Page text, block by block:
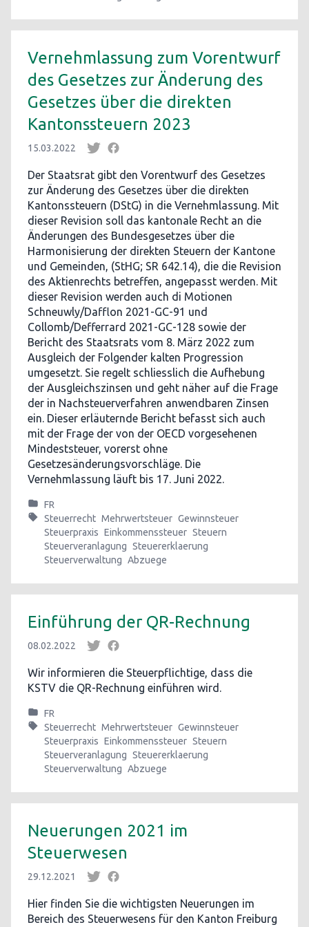
Vernehmlassung zum Vorentwurf
des Gesetzes zur Änderung des
Gesetzes über die direkten
Kantonssteuern 2023
15.03.2022
Der Staatsrat gibt den Vorentwurf des Gesetzes
zur Änderung des Gesetzes über die direkten
Kantonssteuern (DStG) in die Vernehmlassung. Mit
dieser Revision soll das kantonale Recht an die
Änderungen des Bundesgesetzes über die
Harmonisierung der direkten Steuern der Kantone
und Gemeinden, (StHG; SR 642.14), die die Revision
des Aktienrechts betreffen, angepasst werden. Mit
dieser Revision werden auch di Motionen
Schneuwly/Dafflon 2021-GC-91 und
Collomb/Defferrard 2021-GC-128 sowie der
Bericht des Staatsrats vom 8. März 2022 zum
Ausgleich der Folgender kalten Progression
umgesetzt. Sie regelt schliesslich die Aufhebung
der Ausgleichszinsen und geht näher auf die Frage
der in Nachsteuerverfahren anwendbaren Zinsen
ein. Dieser erläuternde Bericht befasst sich auch
mit der Frage der von der OECD vorgesehenen
Mindeststeuer, vorerst ohne
Gesetzesänderungsvorschläge. Die
Vernehmlassung läuft bis 17. Juni 2022.
FR
Steuerrecht Mehrwertsteuer Gewinnsteuer
Steuerpraxis Einkommenssteuer Steuern
Steuerveranlagung Steuererklaerung
Steuerverwaltung Abzuege
Einführung der QR-Rechnung
08.02.2022
Wir informieren die Steuerpflichtige, dass die
KSTV die QR-Rechnung einführen wird.
FR
Steuerrecht Mehrwertsteuer Gewinnsteuer
Steuerpraxis Einkommenssteuer Steuern
Steuerveranlagung Steuererklaerung
Steuerverwaltung Abzuege
Neuerungen 2021 im
Steuerwesen
29.12.2021
Hier finden Sie die wichtigsten Neuerungen im
Bereich des Steuerwesens für den Kanton Freiburg